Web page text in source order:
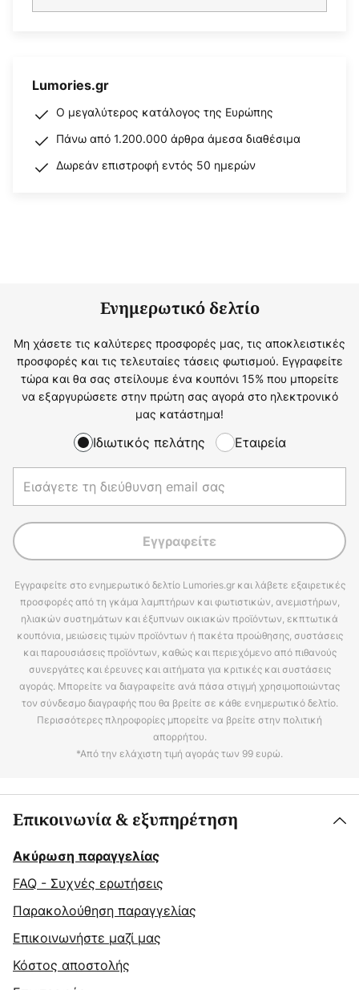
Lumories.gr
Ο μεγαλύτερος κατάλογος της Ευρώπης
Πάνω από 1.200.000 άρθρα άμεσα διαθέσιμα
Δωρεάν επιστροφή εντός 50 ημερών
Ενημερωτικό δελτίο
Μη χάσετε τις καλύτερες προσφορές μας, τις αποκλειστικές
προσφορές και τις τελευταίες τάσεις φωτισμού. Εγγραφείτε
τώρα και θα σας στείλουμε ένα κουπόνι 15% που μπορείτε
να εξαργυρώσετε στην πρώτη σας αγορά στο ηλεκτρονικό
μας κατάστημα!
Ιδιωτικός πελάτης Εταιρεία
Εγγραφείτε
Εγγραφείτε στο ενημερωτικό δελτίο Lumories.gr και λάβετε εξαιρετικές
προσφορές από τη γκάμα λαμπτήρων και φωτιστικών, ανεμιστήρων,
ηλιακών συστημάτων και έξυπνων οικιακών προϊόντων, εκπτωτικά
κουπόνια, μειώσεις τιμών προϊόντων ή πακέτα προώθησης, συστάσεις
και παρουσιάσεις προϊόντων, καθώς και περιεχόμενο από πιθανούς
συνεργάτες και έρευνες και αιτήματα για κριτικές και συστάσεις
αγοράς. Μπορείτε να διαγραφείτε ανά πάσα στιγμή χρησιμοποιώντας
τον σύνδεσμο διαγραφής που θα βρείτε σε κάθε ενημερωτικό δελτίο.
Περισσότερες πληροφορίες μπορείτε να βρείτε στην πολιτική
απορρήτου.
*Από την ελάχιστη τιμή αγοράς των 99 ευρώ.
Επικοινωνία & εξυπηρέτηση
Ακύρωση παραγγελίας
FAQ - Συχνές ερωτήσεις
Παρακολούθηση παραγγελίας
Επικοινωνήστε μαζί μας
Κόστος αποστολής